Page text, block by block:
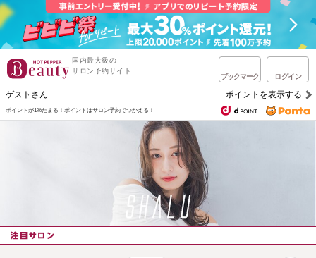
国内最大級の
サロン予約サイト
ブックマーク ログイン
ゲストさん ポイントを表示する
ポイントが1%たまる！ ポイントはサロン予約でつかえる！